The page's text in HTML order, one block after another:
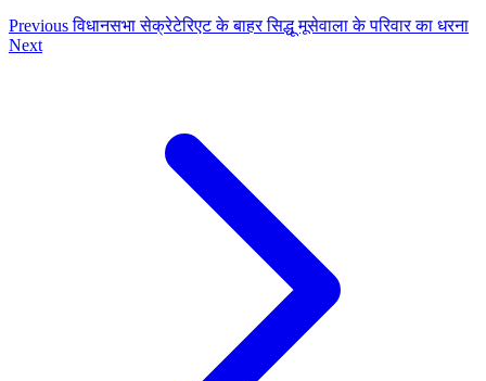
Previousविधानसभा सेक्रेटेरिएट के बाहर सिद्धू मूसेवाला के परिवार का धरना
Next